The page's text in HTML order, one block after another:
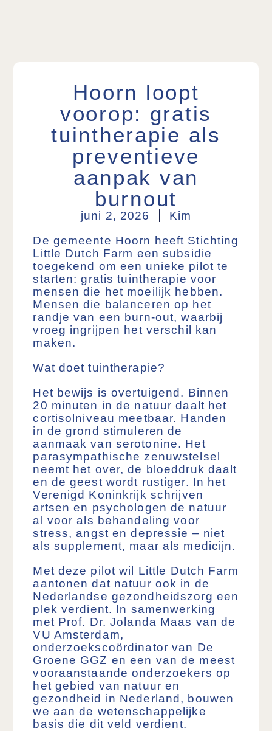
Hoorn loopt
voorop: gratis
tuintherapie als
preventieve
aanpak van
burnout
juni 2, 2026
Kim
De gemeente Hoorn heeft Stichting
Little Dutch Farm een subsidie
toegekend om een unieke pilot te
starten: gratis tuintherapie voor
mensen die het moeilijk hebben.
Mensen die balanceren op het
randje van een burn-out, waarbij
vroeg ingrijpen het verschil kan
maken.
Wat doet tuintherapie?
Het bewijs is overtuigend. Binnen
20 minuten in de natuur daalt het
cortisolniveau meetbaar. Handen
in de grond stimuleren de
aanmaak van serotonine. Het
parasympathische zenuwstelsel
neemt het over, de bloeddruk daalt
en de geest wordt rustiger. In het
Verenigd Koninkrijk schrijven
artsen en psychologen de natuur
al voor als behandeling voor
stress, angst en depressie – niet
als supplement, maar als medicijn.
Met deze pilot wil Little Dutch Farm
aantonen dat natuur ook in de
Nederlandse gezondheidszorg een
plek verdient. In samenwerking
met Prof. Dr. Jolanda Maas van de
VU Amsterdam,
onderzoekscoördinator van De
Groene GGZ en een van de meest
vooraanstaande onderzoekers op
het gebied van natuur en
gezondheid in Nederland, bouwen
we aan de wetenschappelijke
basis die dit veld verdient.